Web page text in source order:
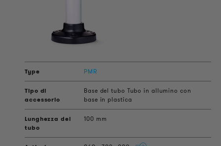
PMR
Base del tubo Tubo in allumino con
base in plastica
100 mm